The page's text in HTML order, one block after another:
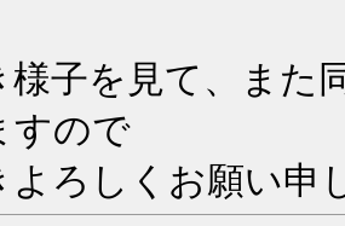
様子を見て、また
すので
よろしくお願い申